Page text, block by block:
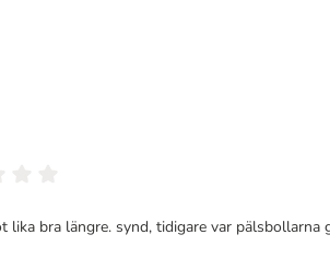
bra längre. synd, tidigare var pälsbollarna